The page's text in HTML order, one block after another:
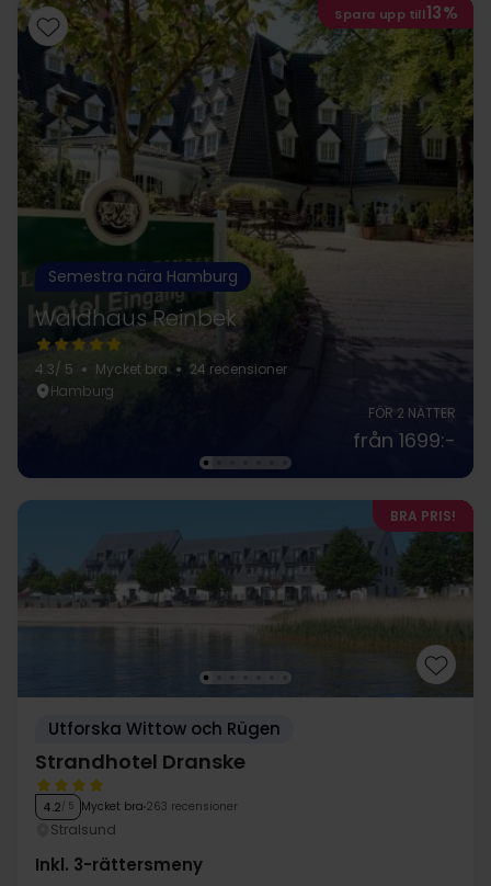
Spara upp till13%
Semestra nära Hamburg
Waldhaus Reinbek
4.3/ 5 Mycket bra
24 recensioner
Hamburg
FÖR 2 NÄTTER
från 1699:-
BRA PRIS!
Utforska Wittow och Rügen
Strandhotel Dranske
4.2/ 5 Mycket bra 263 recensioner
Stralsund
Inkl. 3-rättersmeny